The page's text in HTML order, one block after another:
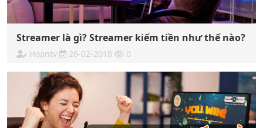
Streamer là gì? Streamer kiếm tiền như thế nào?
Hoantv 26-02-2018 0